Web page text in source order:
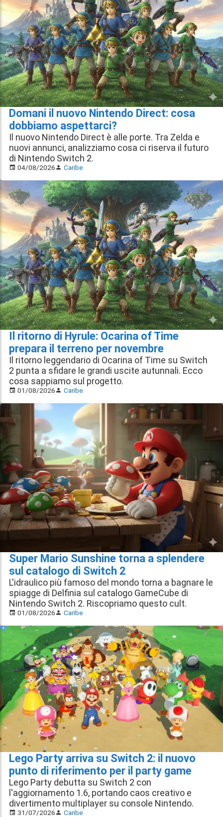
Domani il nuovo Nintendo Direct: cosa
dobbiamo aspettarci?
Il nuovo Nintendo Direct è alle porte. Tra Zelda e
nuovi annunci, analizziamo cosa ci riserva il futuro
di Nintendo Switch 2.
04/08/2026 Caribe
Il ritorno di Hyrule: Ocarina of Time
prepara il terreno per novembre
Il ritorno leggendario di Ocarina of Time su Switch
2 punta a sfidare le grandi uscite autunnali. Ecco
cosa sappiamo sul progetto.
01/08/2026 Caribe
Super Mario Sunshine torna a splendere
sul catalogo di Switch 2
L'idraulico più famoso del mondo torna a bagnare le
spiagge di Delfinia sul catalogo GameCube di
Nintendo Switch 2. Riscopriamo questo cult.
01/08/2026 Caribe
Lego Party arriva su Switch 2: il nuovo
punto di riferimento per il party game
Lego Party debutta su Switch 2 con
l'aggiornamento 1.6, portando caos creativo e
divertimento multiplayer su console Nintendo.
31/07/2026 Caribe